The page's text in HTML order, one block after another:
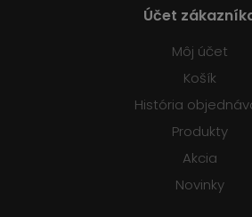
Účet
Môj účet
Košík
História
Produkty
Akcia
Novinky